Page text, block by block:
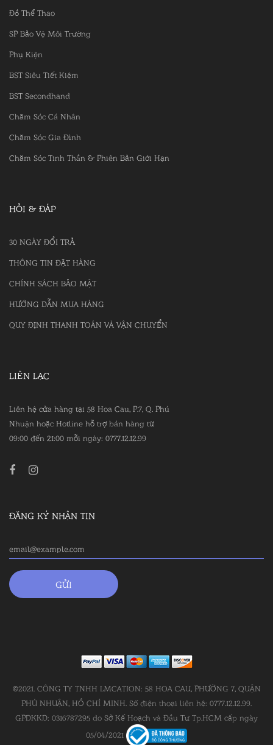
Đồ Thể Thao
SP Bảo Vệ Môi Trường
Phụ Kiện
BST Siêu Tiết Kiệm
BST Secondhand
Chăm Sóc Cá Nhân
Chăm Sóc Gia Đình
Chăm Sóc Tinh Thần & Phiên Bản Giới Hạn
HỎI & ĐÁP
30 NGÀY ĐỔI TRẢ
THÔNG TIN ĐẶT HÀNG
CHÍNH SÁCH BẢO MẬT
HƯỚNG DẪN MUA HÀNG
QUY ĐỊNH THANH TOÁN VÀ VẬN CHUYỂN
LIÊN LẠC
Liên hệ cửa hàng tại 58 Hoa Cau, P.7, Q. Phú
Nhuận hoặc Hotline hỗ trợ bán hàng từ
09:00 đến 21:00 mỗi ngày: 0777.12.12.99
ĐĂNG KÝ NHẬN TIN
©2021. CÔNG TY TNHH LMCATION: 58 HOA CAU, PHƯỜNG 7, QUẬN
PHÚ NHUẬN, HỒ CHÍ MINH. Số điện thoại liên hệ: 0777.12.12.99.
GPDKKD: 0316787295 do Sở Kế Hoạch và Đầu Tư Tp.HCM cấp ngày
05/04/2021